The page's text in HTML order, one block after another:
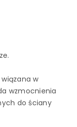
w
wzmocnienia
do ściany